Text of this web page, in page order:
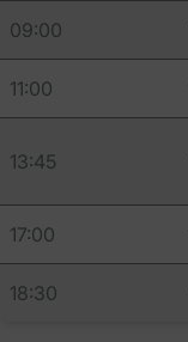
09:00
11:00
13:45
17:00
18:30